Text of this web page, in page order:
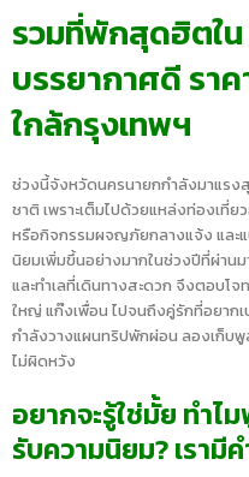
รวมที่พักสุดฮิตใ
บรรยากาศดี ราค
ใกล้กรุงเทพฯ
ช่วงนี้จังหวัดนครนายกกำลังมาแรง
ชาติ เพราะเต็มไปด้วยแหล่งท่องเที่ย
หรือกิจกรรมผจญภัยกลางแจ้ง และ
นิยมเพิ่มขึ้นอย่างมากในช่วงปีที่ผ่าน
และทำเลที่เดินทางสะดวก จึงตอบ
ใหญ่ แก๊งเพื่อน ไปจนถึงคู่รักที่อยาก
กำลังวางแผนทริปพักผ่อน ลองเก็บ
ไม่ผิดหวัง
อยากจะรู้ใช่มั้ย ทำ
รับความนิยม? เรามี